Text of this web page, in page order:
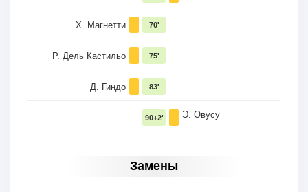
Х. Магнетти 70'
Р. Дель Кастильо 75'
Д. Гиндо 83'
Э. Овусу
90+2'
Замены